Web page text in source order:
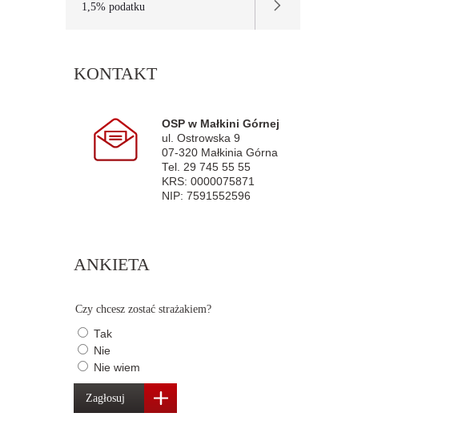
1,5% podatku
KONTAKT
OSP w Małkini Górnej
ul. Ostrowska 9
07-320 Małkinia Górna
Tel. 29 745 55 55
KRS: 0000075871
NIP: 7591552596
ANKIETA
Czy chcesz zostać strażakiem?
Tak
Nie
Nie wiem